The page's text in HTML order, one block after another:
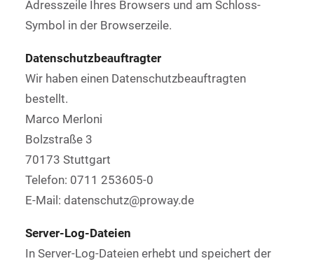
Adresszeile Ihres Browsers und am Schloss-
Symbol in der Browserzeile.
Datenschutzbeauftragter
Wir haben einen Datenschutzbeauftragten
bestellt.
Marco Merloni
Bolzstraße 3
70173 Stuttgart
Telefon: 0711 253605-0
E-Mail: datenschutz@proway.de
Server-Log-Dateien
In Server-Log-Dateien erhebt und speichert der